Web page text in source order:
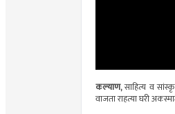
कल्याण,साहित्य व
वाजता राहत्या घरी